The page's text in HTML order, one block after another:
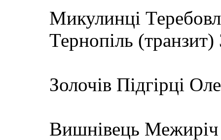
Микулинці
Тернопіль
Золочів Підгірці
Вишнівець Межиріч